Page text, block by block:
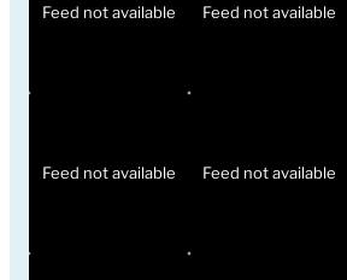
Feed not available Feed not available
Feed not available Feed not available